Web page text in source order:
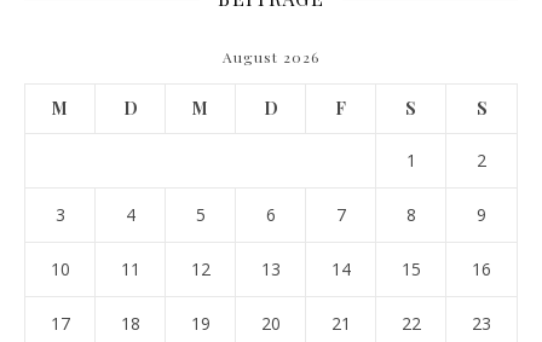
August 2026
M D M D F S S
1 2
3 4 5 6 7 8 9
10 11 12 13 14 15 16
17 18 19 20 21 22 23